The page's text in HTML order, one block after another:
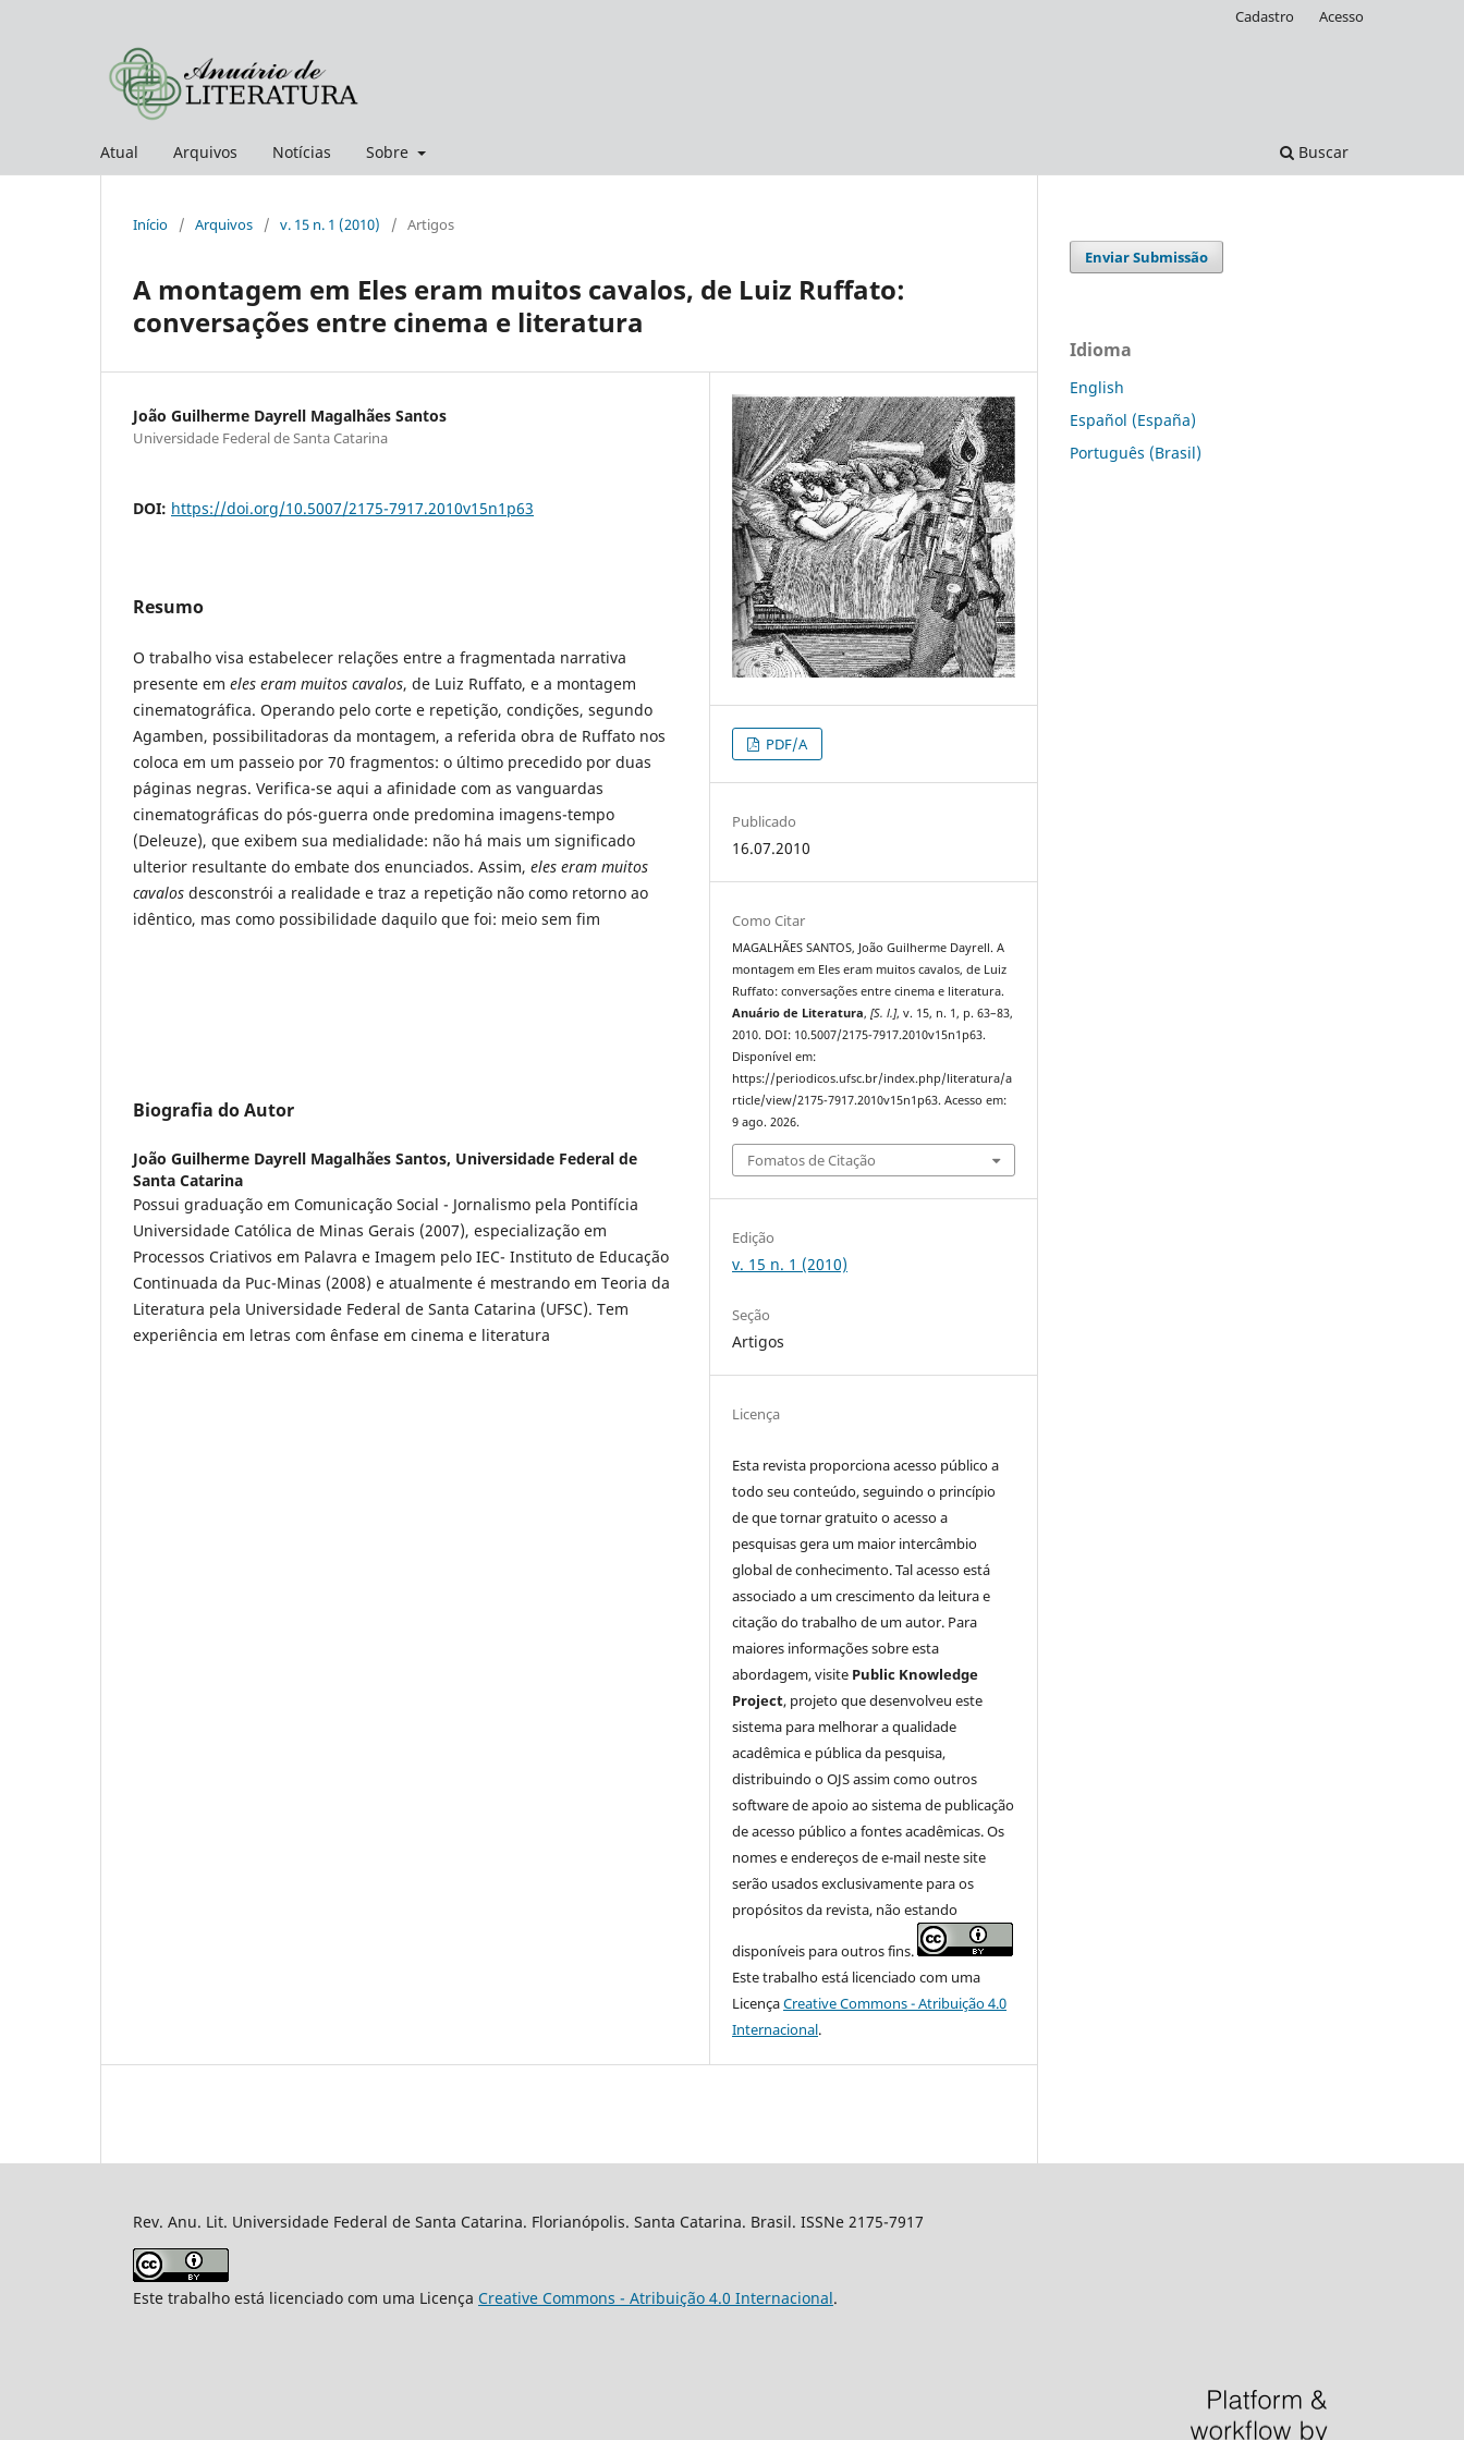
Atual Arquivos Notícias Sobre Buscar
Cadastro Acesso
Início / Arquivos / v. 15 n. 1 (2010) / Artigos
A montagem em Eles eram muitos cavalos, de Luiz Ruffato:
conversações entre cinema e literatura
João Guilherme Dayrell Magalhães Santos
Universidade Federal de Santa Catarina
DOI: https://doi.org/10.5007/2175-7917.2010v15n1p63
Resumo
O trabalho visa estabelecer relações entre a fragmentada narrativa
presente em eles eram muitos cavalos, de Luiz Ruffato, e a montagem
cinematográfica. Operando pelo corte e repetição, condições, segundo
Agamben, possibilitadoras da montagem, a referida obra de Ruffato nos
coloca em um passeio por 70 fragmentos: o último precedido por duas
páginas negras. Verifica-se aqui a afinidade com as vanguardas
cinematográficas do pós-guerra onde predomina imagens-tempo
(Deleuze), que exibem sua medialidade: não há mais um significado
ulterior resultante do embate dos enunciados. Assim, eles eram muitos
cavalos desconstrói a realidade e traz a repetição não como retorno ao
idêntico, mas como possibilidade daquilo que foi: meio sem fim
Biografia do Autor
João Guilherme Dayrell Magalhães Santos, Universidade Federal de
Santa Catarina
Possui graduação em Comunicação Social - Jornalismo pela Pontifícia
Universidade Católica de Minas Gerais (2007), especialização em
Processos Criativos em Palavra e Imagem pelo IEC- Instituto de Educação
Continuada da Puc-Minas (2008) e atualmente é mestrando em Teoria da
Literatura pela Universidade Federal de Santa Catarina (UFSC). Tem
experiência em letras com ênfase em cinema e literatura
PDF/A
Publicado
16.07.2010
Como Citar
MAGALHÃES SANTOS, João Guilherme Dayrell. A
montagem em Eles eram muitos cavalos, de Luiz
Ruffato: conversações entre cinema e literatura.
Anuário de Literatura,[S. l.], v. 15, n. 1, p. 63–83,
2010. DOI: 10.5007/2175-7917.2010v15n1p63.
Disponível em:
https://periodicos.ufsc.br/index.php/literatura/a
rticle/view/2175-7917.2010v15n1p63. Acesso em:
9 ago. 2026.
Fomatos de Citação
Edição
v. 15 n. 1 (2010)
Seção
Artigos
Licença
Esta revista proporciona acesso público a
todo seu conteúdo, seguindo o princípio
de que tornar gratuito o acesso a
pesquisas gera um maior intercâmbio
global de conhecimento. Tal acesso está
associado a um crescimento da leitura e
citação do trabalho de um autor. Para
maiores informações sobre esta
abordagem, visite Public Knowledge
Project, projeto que desenvolveu este
sistema para melhorar a qualidade
acadêmica e pública da pesquisa,
distribuindo o OJS assim como outros
software de apoio ao sistema de publicação
de acesso público a fontes acadêmicas. Os
nomes e endereços de e-mail neste site
serão usados exclusivamente para os
propósitos da revista, não estando
disponíveis para outros fins.
Este trabalho está licenciado com uma
LicençaCreative Commons - Atribuição 4.0
Internacional.
Enviar Submissão
Idioma
English
Español (España)
Português (Brasil)
Rev. Anu. Lit. Universidade Federal de Santa Catarina. Florianópolis. Santa Catarina. Brasil. ISSNe 2175-7917
Este trabalho está licenciado com uma Licença Creative Commons - Atribuição 4.0 Internacional.